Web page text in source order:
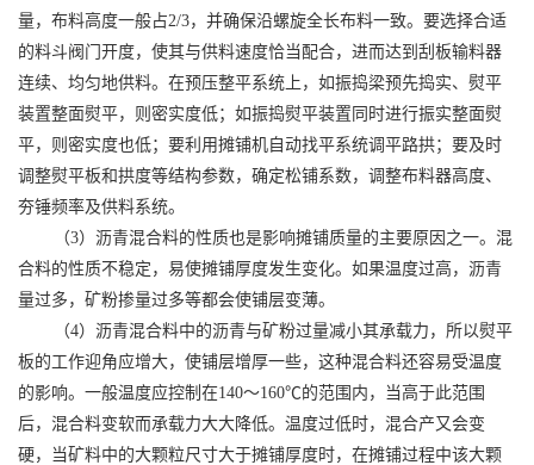
量，布料高度一般占2/3，并确保沿螺旋全长布料一致。要选择合适
的料斗阀门开度，使其与供料速度恰当配合，进而达到刮板输料器
连续、均匀地供料。在预压整平系统上，如振捣梁预先捣实、熨平
装置整面熨平，则密实度低；如振捣熨平装置同时进行振实整面熨
平，则密实度也低；要利用摊铺机自动找平系统调平路拱；要及时
调整熨平板和拱度等结构参数，确定松铺系数，调整布料器高度、
夯锤频率及供料系统。
（3）沥青混合料的性质也是影响摊铺质量的主要原因之一。混
合料的性质不稳定，易使摊铺厚度发生变化。如果温度过高，沥青
量过多，矿粉掺量过多等都会使铺层变薄。
（4）沥青混合料中的沥青与矿粉过量减小其承载力，所以熨平
板的工作迎角应增大，使铺层增厚一些，这种混合料还容易受温度
的影响。一般温度应控制在140～160℃的范围内，当高于此范围
后，混合料变软而承载力大大降低。温度过低时，混合产又会变
硬，当矿料中的大颗粒尺寸大于摊铺厚度时，在摊铺过程中该大颗